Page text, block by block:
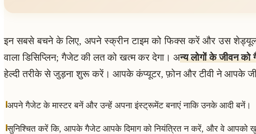
इन सबसे बचने के लिए, अपने स्क्रीन टाइम को फिक्स करें और उस
वाला डिसिप्लिन; गैजेट की लत को खत्म कर देगा। अन्य लोगों के जीवन
हेल्दी तरीके से जुड़ना शुरू करें। आपके कंप्यूटर, फ़ोन और टीवी ने आपके
अपने गैजेट के मास्टर बनें और उन्हें अपना इंस्ट्रूमेंट बनाएं नाकि उनके आदी बनें।
सुनिश्चित करें कि, आपके गैजेट आपके दिमाग को नियंत्रित न करें, और वे आपको